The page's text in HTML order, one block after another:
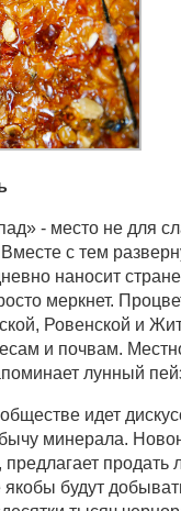
- место не для
с тем
наносит
меркнет.
Ровенской и
и почвам.
лунный
идет
минерала.
продать
будут